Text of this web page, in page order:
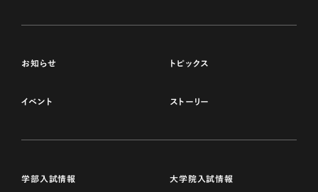
お知らせ トピックス
イベント ストーリー
学部入試情報 大学院入試情報